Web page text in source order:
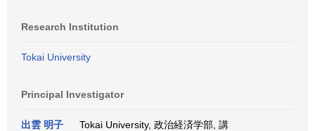
Research Institution
Tokai University
Principal Investigator
出雲 明子
Tokai University, 政治経済学部, 講